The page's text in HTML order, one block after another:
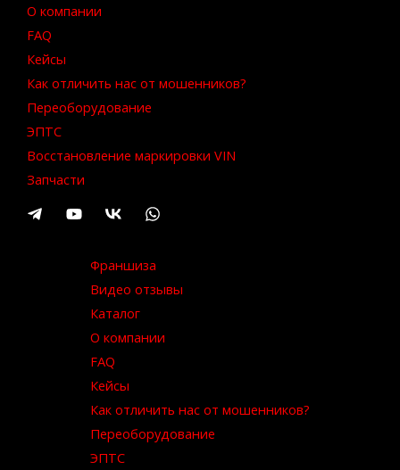
О компании
FAQ
Кейсы
Как отличить нас от мошенников?
Переоборудование
ЭПТС
Восстановление маркировки VIN
Запчасти
Франшиза
Видео отзывы
Каталог
О компании
FAQ
Кейсы
Как отличить нас от мошенников?
Переоборудование
ЭПТС